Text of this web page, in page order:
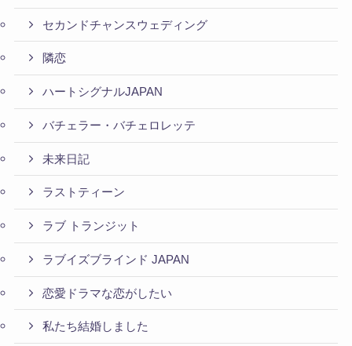
セカンドチャンスウェディング
隣恋
ハートシグナルJAPAN
バチェラー・バチェロレッテ
未来日記
ラストティーン
ラブ トランジット
ラブイズブラインド JAPAN
恋愛ドラマな恋がしたい
私たち結婚しました